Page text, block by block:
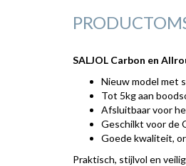
SALJOL Carbon en
Nieuw model met
Tot 5kg aan
Afsluitbaar voor
Geschilkt voor de
Goede kwaliteit,
Praktisch, stijlvol en